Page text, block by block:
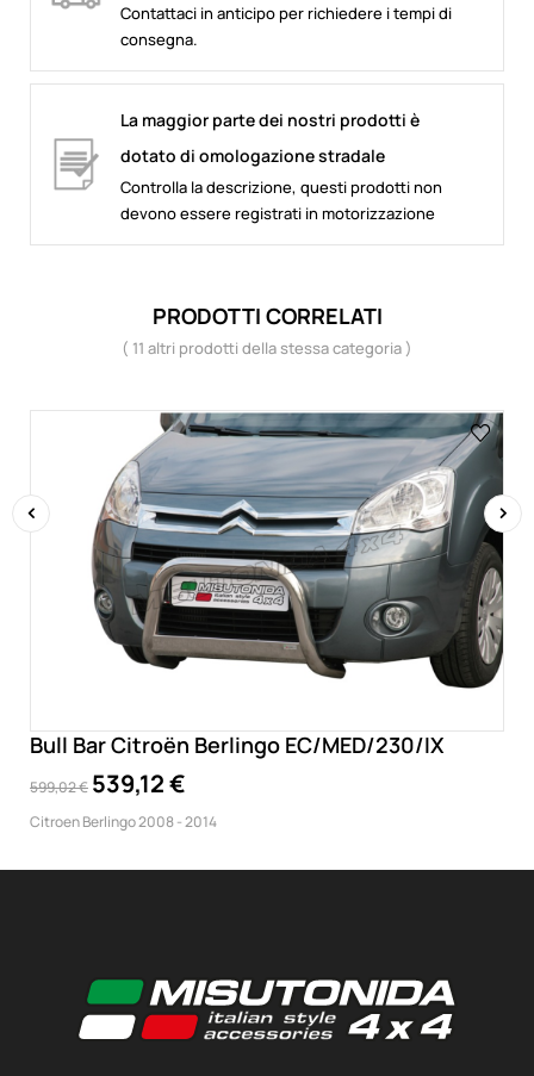
Contattaci in anticipo per richiedere i tempi di
consegna.
La maggior parte dei nostri prodotti è
dotato di omologazione stradale
Controlla la descrizione, questi prodotti non
devono essere registrati in motorizzazione
PRODOTTI CORRELATI
( 11 altri prodotti della stessa categoria )
Bull Bar Citroën Berlingo EC/MED/230/IX
599,02 € 539,12 €
Citroen Berlingo 2008 - 2014
›